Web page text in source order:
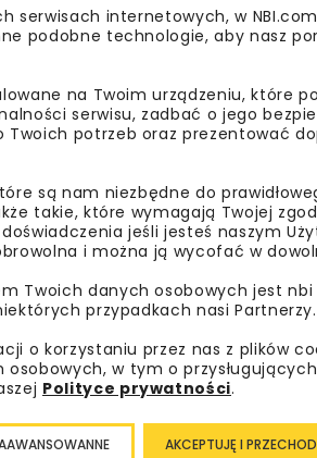
1. klasy
tabor PKP
PKP
serwisach internetowych, w
podobne technologie, aby nasz
na Twoim urządzeniu, które
serwisu, zadbać o jego
Twoich potrzeb oraz prezentować
są nam niezbędne do
takie, które wymagają Twojej
jeśli jesteś naszym
i można ją wycofać w
Twoich danych osobowych jest nbi
przypadkach nasi Partnerzy.
o korzystaniu przez nas z plików
osobowych, w tym o
Polityce prywatności.
AKCEPTUJĘ I